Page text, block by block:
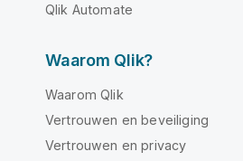
Qlik Automate
Waarom Qlik?
Waarom Qlik
Vertrouwen en beveiliging
Vertrouwen en privacy